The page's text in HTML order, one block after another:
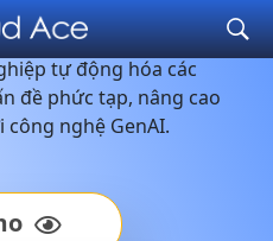
AI
tự động hóa các
đề phức tạp, nâng cao
nghệ GenAI.